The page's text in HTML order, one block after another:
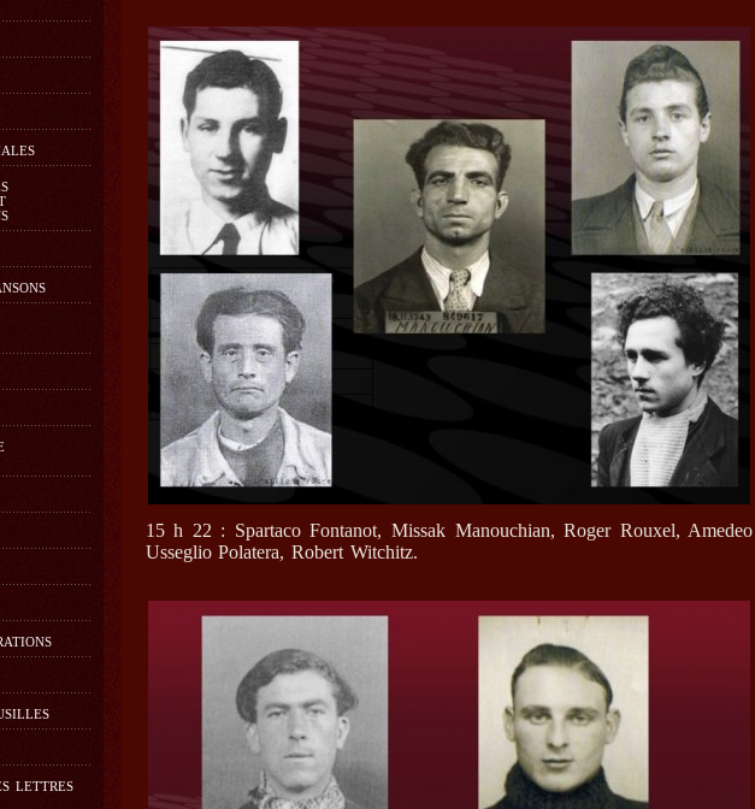
LETTRES
15 h 22 : Spartaco Fontanot, Missak Manouchian, Roger Rouxel, Amedeo
Usseglio Polatera, Robert Witchitz.